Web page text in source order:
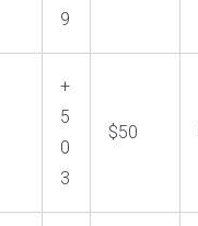
9
+
5
0
3
$50